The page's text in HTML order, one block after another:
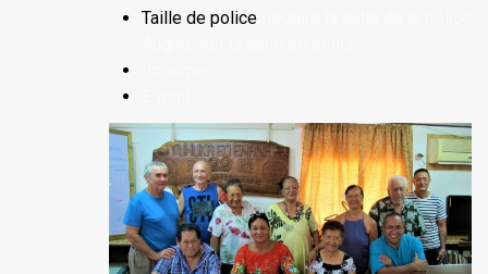
Taille de police